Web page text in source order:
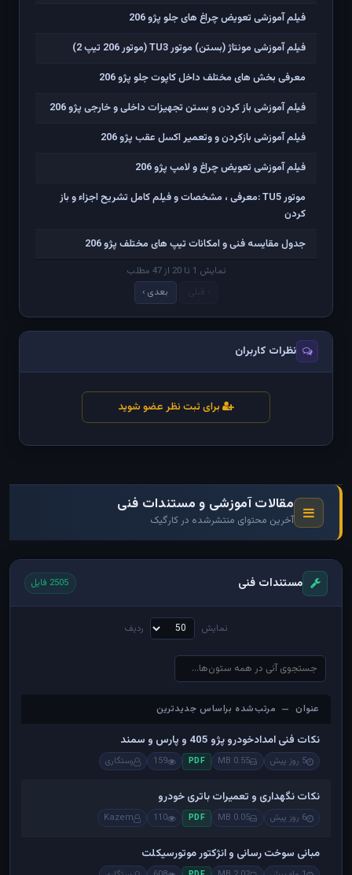
فیلم آموزشی تعویض چراغ های جلو پژو 206
فیلم آموزشی مونتاژ (بستن) موتور TU3 (موتور 206 تیپ 2)
معرفی بخش های مختلف داخل کاپوت جلو پژو 206
فیلم آموزشی باز کردن و بستن تجهیزات داخلی و خارجی پژو 206
فیلم آموزشی بازکردن و وتعمیر اکسل عقب پژو 206
فیلم آموزشی تعویض چراغ و لامپ پژو 206
موتور TU5 :معرفی ، مشخصات و فیلم کامل تشریح اجزاء و باز
کردن
جدول مقایسه فنی و امکانات تیپ های مختلف پژو 206
نمایش 1 تا 20 از 47 مطلب
بعدی ›
نظرات کاربران
برای ثبت نظر عضو شوید
مقالات آموزشی و مستندات فنی
آخرین محتوای منتشرشده در کارگیک
مستندات فنی 2505 فایل
نمایش ردیف
عنوان — مرتب‌شده براساس جدیدترین
عنوان — مرتب‌شده براساس جدیدترین
نکات فنی امدادخودرو پژو 405 و پارس و سمند
5 روز پیش 0.55 MB
PDF
159 رستگاری
نکات نگهداری و تعمیرات باتری خودرو
6 روز پیش 0.05 MB
PDF
110
Kazem
مبانی سوخت رسانی و انژکتور موتورسیکلت